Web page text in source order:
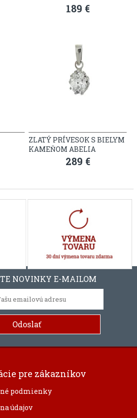
189 €
ZLATÝ PRÍVESOK S BIELYM
KAMEŇOM ABELIA
289 €
NOVINKY E-MAILOM
pre zákazníkov
podmienky
údajov